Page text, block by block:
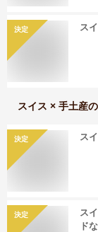
決定
ス
スイス × 手土産
決定
ス
決定
ス
ド